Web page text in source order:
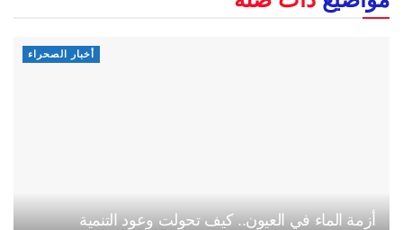
أخبار الصحراء
أزمة الماء في العيون.. كيف تحولت وعود التنمية